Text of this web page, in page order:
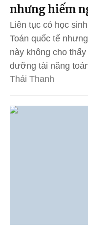
nhưng hiếm
Liên tục có học
Toán quốc tế
này không cho
dưỡng tài năng
Thái Thanh